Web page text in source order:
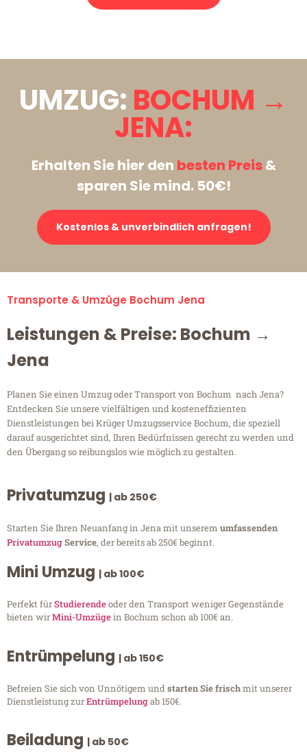
UMZUG: BOCHUM →
JENA:
Erhalten Sie hier den besten Preis&
sparen Sie mind. 50€!
Kostenlos & unverbindlich anfragen!
Transporte & Umzüge Bochum Jena
Leistungen & Preise: Bochum →
Jena
Planen Sie einen Umzug oder Transport von Bochum nach Jena?
Entdecken Sie unsere vielfältigen und kosteneffizienten
Dienstleistungen bei Krüger Umzugsservice Bochum, die speziell
darauf ausgerichtet sind, Ihren Bedürfnissen gerecht zu werden und
den Übergang so reibungslos wie möglich zu gestalten.
Privatumzug | ab 250€
Starten Sie Ihren Neuanfang in Jena mit unserem umfassenden
PrivatumzugService, der bereits ab 250€ beginnt.
Mini Umzug | ab 100€
Perfekt fürStudierendeoder den Transport weniger Gegenstände
bieten wirMini-Umzügein Bochum schon ab 100€ an.
Entrümpelung | ab 150€
Befreien Sie sich von Unnötigem undstarten Sie frischmit unserer
Dienstleistung zurEntrümpelungab 150€.
Beiladung | ab 50€